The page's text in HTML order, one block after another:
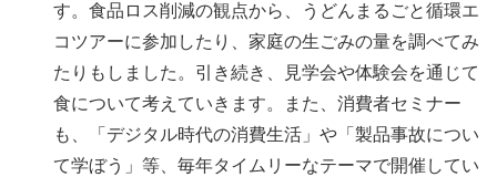
す。食品ロス削減の観点から、うどんまるごと循環エ
コツアーに参加したり、家庭の生ごみの量を調べてみ
たりもしました。引き続き、見学会や体験会を通じて
食について考えていきます。また、消費者セミナー
も、「デジタル時代の消費生活」や「製品事故につい
て学ぼう」等、毎年タイムリーなテーマで開催してい